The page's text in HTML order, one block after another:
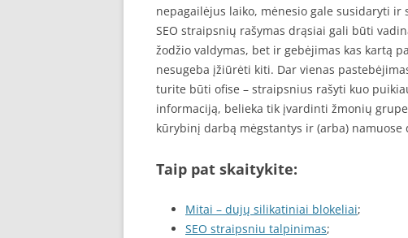
nepagailėjus laiko, mėnesio gale susidaryti ir
SEO straipsnių rašymas drąsiai gali būti
žodžio valdymas, bet ir gebėjimas kas kartą
nesugeba įžiūrėti kiti. Dar vienas
turite būti ofise – straipsnius rašyti kuo
informaciją, belieka tik įvardinti žmonių
kūrybinį darbą mėgstantys ir (arba)
Taip pat skaitykite:
Mitai – dujų silikatiniai blokeliai;
SEO straipsniu talpinimas;